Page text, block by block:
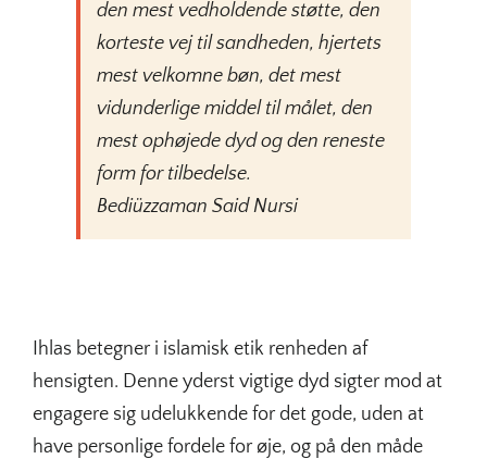
den mest vedholdende støtte, den
korteste vej til sandheden, hjertets
mest velkomne bøn, det mest
vidunderlige middel til målet, den
mest ophøjede dyd og den reneste
form for tilbedelse.
Bediüzzaman Said Nursi
Ihlas betegner i islamisk etik renheden af
hensigten. Denne yderst vigtige dyd sigter mod at
engagere sig udelukkende for det gode, uden at
have personlige fordele for øje, og på den måde